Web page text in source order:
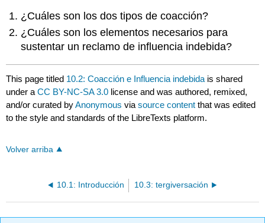
¿Cuáles son los dos tipos de coacción?
¿Cuáles son los elementos necesarios para
sustentar un reclamo de influencia indebida?
This page titled 10.2: Coacción e Influencia indebida is shared
under aCC BY-NC-SA 3.0 license and was authored, remixed,
and/or curated byAnonymous viasource content that was edited
to the style and standards of the LibreTexts platform.
Volver arriba
10.1: Introducción 10.3: tergiversación